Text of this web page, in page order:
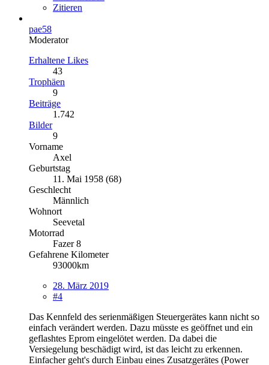
Zitieren
pae58
Moderator
Erhaltene Likes
43
Trophäen
9
Beiträge
1.742
Bilder
9
Vorname
Axel
Geburtstag
11. Mai 1958 (68)
Geschlecht
Männlich
Wohnort
Seevetal
Motorrad
Fazer 8
Gefahrene Kilometer
93000km
28. März 2019
#4
Das Kennfeld des serienmäßigen Steuergerätes kann nicht so
einfach verändert werden. Dazu müsste es geöffnet und ein
geflashtes Eprom eingelötet werden. Da dabei die
Versiegelung beschädigt wird, ist das leicht zu erkennen.
Einfacher geht's durch Einbau eines Zusatzgerätes (Power